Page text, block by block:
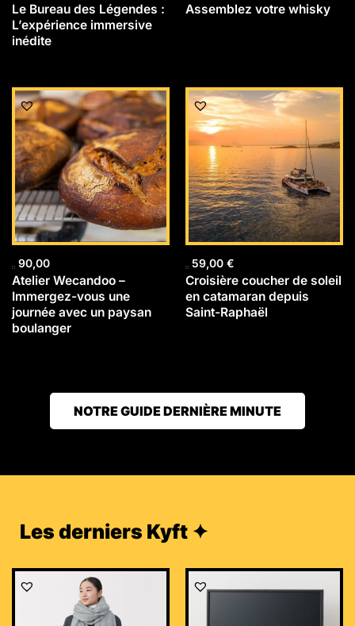
Le Bureau des Légendes :
L’expérience immersive
inédite
Assemblez votre whisky
90,00
Atelier Wecandoo –
Immergez-vous une
journée avec un paysan
boulanger
59,00 €
Croisière coucher de soleil
en catamaran depuis
Saint-Raphaël
NOTRE GUIDE DERNIÈRE MINUTE
Les derniers Kyft ✦